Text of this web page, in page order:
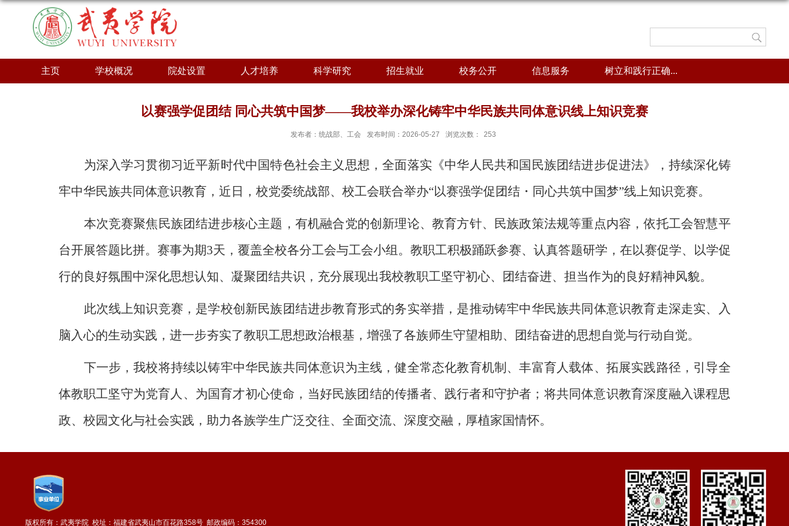
主页 学校概况 院处设置 人才培养 科学研究 招生就业 校务公开 信息服务 树立和践行正确...
以赛强学促团结 同心共筑中国梦——我校举办深化铸牢中华民族共同体意识线上知识竞赛
发布者：统战部、工会 发布时间：2026-05-27 浏览次数： 253
为深入学习贯彻习近平新时代中国特色社会主义思想，全面落实《中华人民共和国民族团结进步促进法》， 持续深化铸
牢中华民族共同体意识教育，近日， 校党委统战部、校工会联合举办“以赛强学促团结・同心共筑中国梦”线上知识竞赛。
本次竞赛聚焦民族团结进步核心主题，有机融合党的创新理论、教育方针、民族政策法规等重点内容，依托工会智慧平
台开展答题比拼。赛事为期3天，覆盖全校各分工会与工会小组。教职工积极踊跃参赛、认真答题研学，在以赛促学、以学促
行的良好氛围中深化思想认知、凝聚团结共识，充分展现出我校教职工坚守初心、团结奋进、担当作为的良好精神风貌。
此次线上知识竞赛，是学校创新民族团结进步教育形式的务实举措 ， 是推动铸牢中华民族共同体意识教育走深走实、入
脑入心的生动实践， 进一步夯实了教职工思想政治根基，增强了各族师生守望相助、团结奋进的思想自觉与行动自觉。
下一步，我校将持续以铸牢中华民族共同体意识为主线，健全常态化教育机制、丰富育人载体、拓展实践路径， 引导全
体教职工坚守为党育人、为国育才初心使命，当好民族团结的传播者、践行者和守护者；将共同体意识教育深度融入课程思
政、校园文化与社会实践，助力各族学生广泛交往、全面交流、深度交融，厚植家国情怀。
版权所有：武夷学院 校址：福建省武夷山市百花路358号 邮政编码：354300